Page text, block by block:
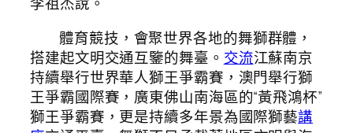
體育競技，會聚世界各地的舞獅群體，
搭建起文明交通互鑒的舞臺。 交流江蘇南京
持續舉行世界華人獅王爭霸賽，澳門舉行獅
王爭霸國際賽，廣東佛山南海區的“黃飛鴻杯”
獅王爭霸賽，更是持續多年景為國際獅藝講